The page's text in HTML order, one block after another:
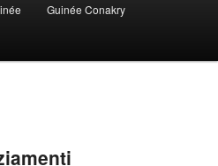
Guinée Conakry